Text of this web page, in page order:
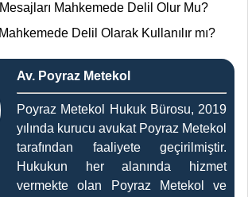
Mahkemede Delil Olur Mu?
Delil Olarak Kullanılır mı?
Av. Poyraz Metekol
Poyraz Metekol Hukuk Bürosu, 2019
yılında kurucu avukat Poyraz Metekol
tarafından faaliyete geçirilmiştir.
Hukukun her alanında hizmet
vermekte olan Poyraz Metekol ve